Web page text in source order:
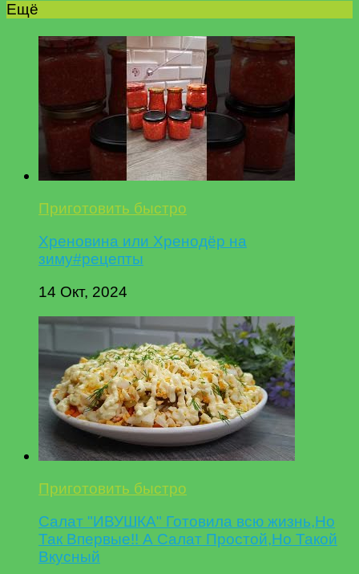
Ещё
Приготовить быстро
Хреновина или Хренодёр на
зиму#рецепты
14 Окт, 2024
Приготовить быстро
Салат "ИВУШКА" Готовила всю жизнь,Но
Так Впервые!! А Салат Простой,Но Такой
Вкусный